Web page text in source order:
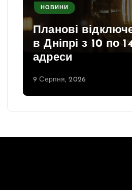
НОВИНИ
Планові
в Дніпрі з 10 по
адреси
9 Серпня, 2026